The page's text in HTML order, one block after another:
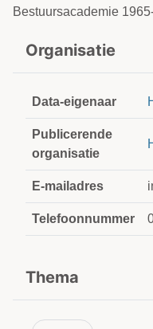
Bestuursacademie
Organisatie
Data-eigenaar
Publicerende
organisatie
E-mailadres
Telefoonnummer
Thema